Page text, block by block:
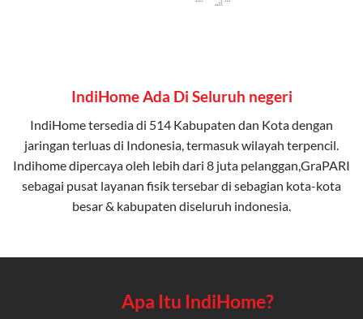
IndiHome Ada Di Seluruh negeri
IndiHome tersedia di 514 Kabupaten dan Kota dengan
jaringan terluas di Indonesia, termasuk wilayah terpencil.
Indihome dipercaya oleh lebih dari 8 juta pelanggan,GraPARI
sebagai pusat layanan fisik tersebar di sebagian kota-kota
besar & kabupaten diseluruh indonesia.
Apa Itu IndiHome?